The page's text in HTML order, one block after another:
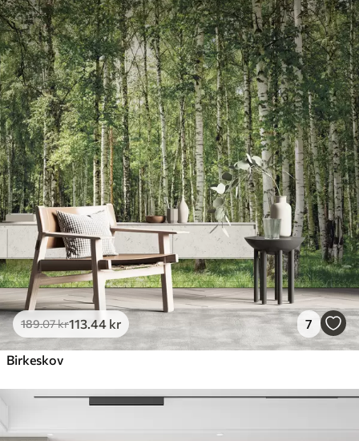
189.07kr113 .44 kr 7
Birkeskov